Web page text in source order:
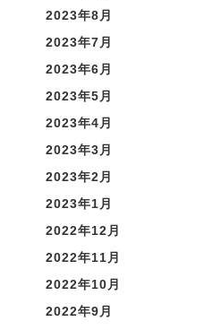
2023年8月
2023年7月
2023年6月
2023年5月
2023年4月
2023年3月
2023年2月
2023年1月
2022年12月
2022年11月
2022年10月
2022年9月